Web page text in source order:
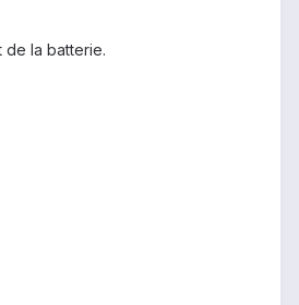
de la batterie.